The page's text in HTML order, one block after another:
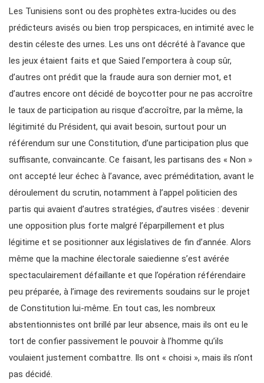
Les Tunisiens sont ou des prophètes extra-lucides ou des
prédicteurs avisés ou bien trop perspicaces, en intimité avec le
destin céleste des urnes. Les uns ont décrété à l’avance que
les jeux étaient faits et que Saied l’emportera à coup sûr,
d’autres ont prédit que la fraude aura son dernier mot, et
d’autres encore ont décidé de boycotter pour ne pas accroître
le taux de participation au risque d’accroître, par la même, la
légitimité du Président, qui avait besoin, surtout pour un
référendum sur une Constitution, d’une participation plus que
suffisante, convaincante. Ce faisant, les partisans des « Non »
ont accepté leur échec à l’avance, avec préméditation, avant le
déroulement du scrutin, notamment à l’appel politicien des
partis qui avaient d’autres stratégies, d’autres visées : devenir
une opposition plus forte malgré l’éparpillement et plus
légitime et se positionner aux législatives de fin d’année. Alors
même que la machine électorale saiedienne s’est avérée
spectaculairement défaillante et que l’opération référendaire
peu préparée, à l’image des revirements soudains sur le projet
de Constitution lui-même. En tout cas, les nombreux
abstentionnistes ont brillé par leur absence, mais ils ont eu le
tort de confier passivement le pouvoir à l’homme qu’ils
voulaient justement combattre. Ils ont « choisi », mais ils n’ont
pas décidé.